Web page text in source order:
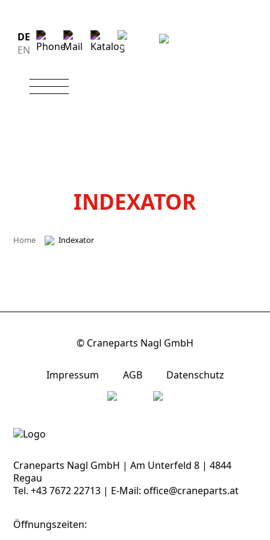
DE
EN
INDEXATOR
Home Indexator
© Craneparts Nagl GmbH
Impressum AGB Datenschutz
Craneparts Nagl GmbH | Am Unterfeld 8 | 4844
Regau
Tel.+43 7672 22713 | E-Mail:office@craneparts.at
Öffnungszeiten: